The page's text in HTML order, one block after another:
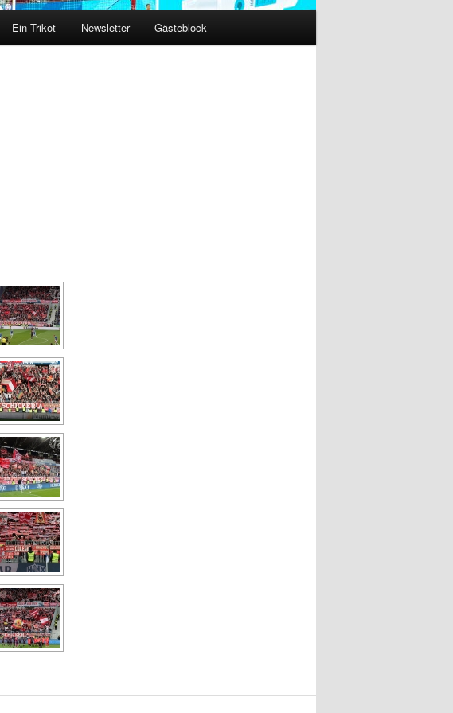
Ein Trikot Newsletter Gästeblock